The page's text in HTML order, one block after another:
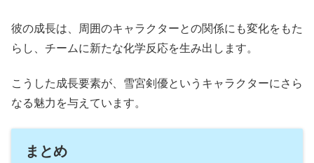
彼の成長は、周囲のキャラクターとの関係にも変化をもた
らし、チームに新たな化学反応を生み出します。
こうした成長要素が、雪宮剣優というキャラクターにさら
なる魅力を与えています。
まとめ